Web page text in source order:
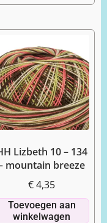
Lizbeth 10 – 134
mountain breeze
€4,35
Toevoegen aan
winkelwagen